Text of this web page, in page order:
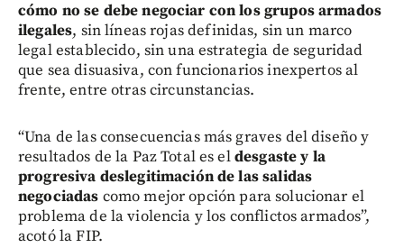
cómo no se debe negociar con los grupos armados
ilegales, sin líneas rojas definidas, sin un marco
legal establecido, sin una estrategia de seguridad
que sea disuasiva, con funcionarios inexpertos al
frente, entre otras circunstancias.
“Una de las consecuencias más graves del diseño y
resultados de la Paz Total es eldesgaste y la
progresiva deslegitimación de las salidas
negociadas como mejor opción para solucionar el
problema de la violencia y los conflictos armados”,
acotó la FIP.